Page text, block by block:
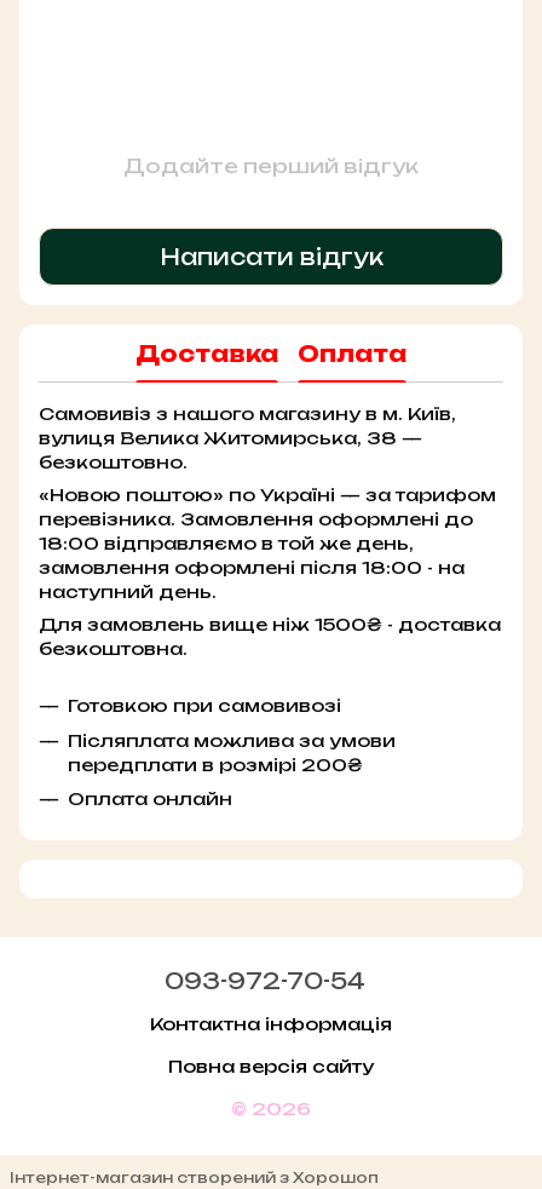
Додайте перший відгук
Написати відгук
Доставка Оплата
Самовивіз з нашого магазину в м. Київ,
вулиця Велика Житомирська, 38 —
безкоштовно.
«Новою поштою» по Україні — за тарифом
перевізника. Замовлення оформлені до
18:00 відправляємо в той же день,
замовлення оформлені після 18:00 - на
наступний день.
Для замовлень вище ніж 1500₴ - доставка
безкоштовна.
Готовкою при самовивозі
Післяплата можлива за умови
передплати в розмірі 200₴
Оплата онлайн
093-972-70-54
Контактна інформація
Повна версія сайту
© 2026
Інтернет-магазин створений з Хорошоп